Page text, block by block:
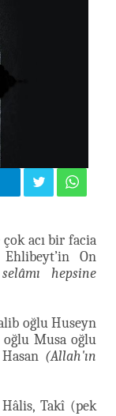
acı bir facia
On
hepsine
oğlu Huseyn
Musa oğlu
(Allah'ın
Hâlis, Takî (pek